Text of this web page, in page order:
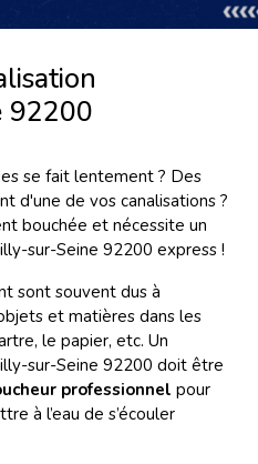
92200
se fait lentement ? Des
d'une de vos canalisations ?
bouchée et nécessite un
sur-Seine 92200 express !
sont souvent dus à
et matières dans les
le papier, etc. Un
sur-Seine 92200 doit être
professionnel pour
à l’eau de s’écouler